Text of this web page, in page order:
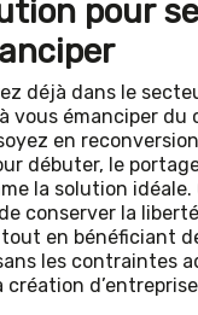
pour
déjà dans le
vous émanciper du
en
débuter, le
la solution idéale.
conserver la
en bénéficiant
les contraintes
création